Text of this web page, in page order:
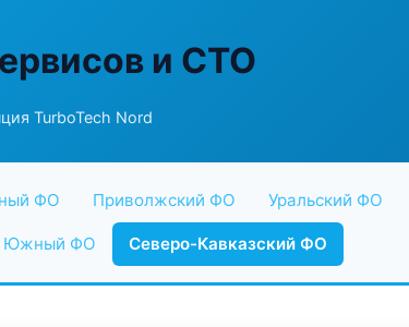
и СТО
TurboTech Nord
ФО Приволжский ФО Уральский ФО
Южный ФО Северо-Кавказский ФО